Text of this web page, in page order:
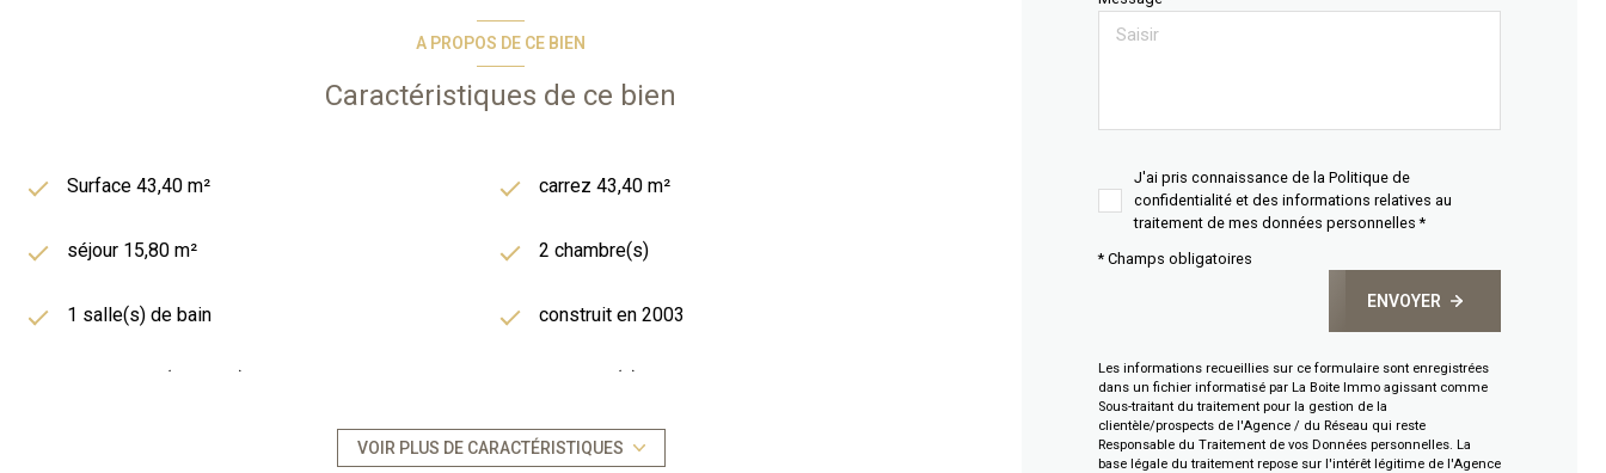
Les informations sur les risques auxquels ce bien est exposé sont disponibles sur le site Géorisques :
A PROPOS DE CE BIEN
Caractéristiques de ce bien
Surface 43,40 m² carrez 43,40 m²
séjour 15,80 m² 2 chambre(s)
1 salle(s) de bain construit en 2003
kitchenette (équipée) 1 parking(s)
1 niveau(x)
VOIR PLUS DE CARACTÉRISTIQUES
J'ai pris connaissance de la Politique de
confidentialité et des informations relatives au
traitement de mes données personnelles *
* Champs obligatoires
ENVOYER
Les informations recueillies sur ce formulaire sont enregistrées
dans un fichier informatisé par La Boite Immo agissant comme
Sous-traitant du traitement pour la gestion de la
clientèle/prospects de l'Agence / du Réseau qui reste
Responsable du Traitement de vos Données personnelles. La
base légale du traitement repose sur l'intérêt légitime de l'Agence